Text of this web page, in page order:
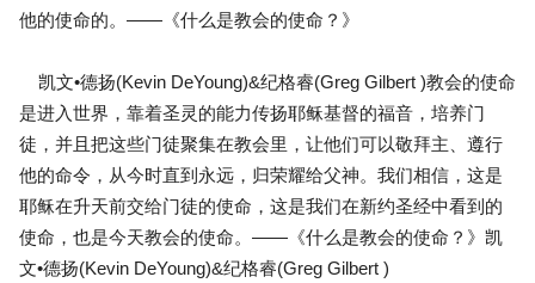
他的使命的。——《什么是教会的使命？》
凯文•德扬(Kevin DeYoung)&纪格睿(Greg Gilbert )教会的使命
是进入世界，靠着圣灵的能力传扬耶稣基督的福音，培养门
徒，并且把这些门徒聚集在教会里，让他们可以敬拜主、遵行
他的命令，从今时直到永远，归荣耀给父神。我们相信，这是
耶稣在升天前交给门徒的使命，这是我们在新约圣经中看到的
使命，也是今天教会的使命。——《什么是教会的使命？》凯
文•德扬(Kevin DeYoung)&纪格睿(Greg Gilbert )